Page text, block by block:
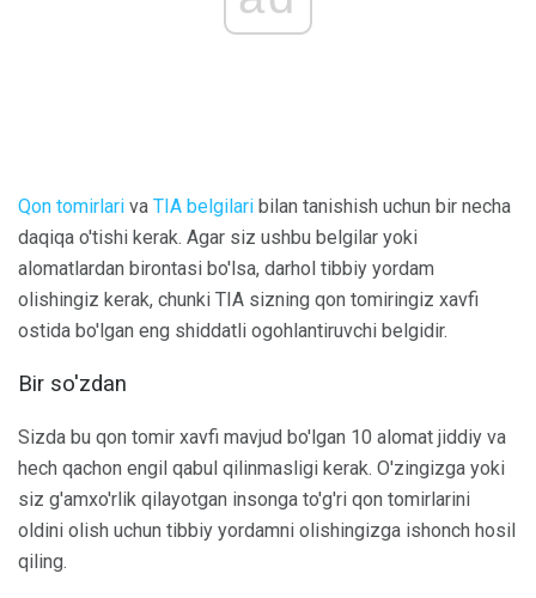
Qon tomirlari va TIA belgilari bilan tanishish uchun bir necha
daqiqa o'tishi kerak. Agar siz ushbu belgilar yoki
alomatlardan birontasi bo'lsa, darhol tibbiy yordam
olishingiz kerak, chunki TIA sizning qon tomiringiz xavfi
ostida bo'lgan eng shiddatli ogohlantiruvchi belgidir.
Bir so'zdan
Sizda bu qon tomir xavfi mavjud bo'lgan 10 alomat jiddiy va
hech qachon engil qabul qilinmasligi kerak. O'zingizga yoki
siz g'amxo'rlik qilayotgan insonga to'g'ri qon tomirlarini
oldini olish uchun tibbiy yordamni olishingizga ishonch hosil
qiling.